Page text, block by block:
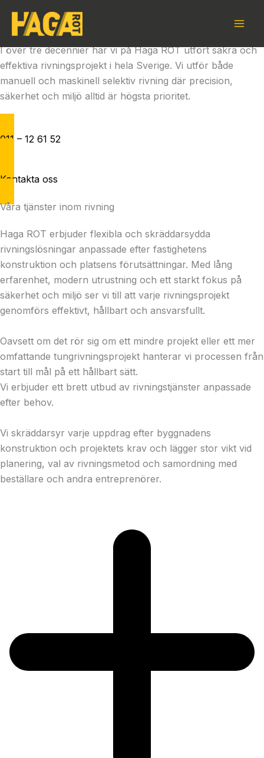
content
Rivning med fokus på säkerhet och miljö
I över tre decennier har vi på Haga ROT utfört säkra och
effektiva rivningsprojekt i hela Sverige. Vi utför både
manuell och maskinell selektiv rivning där precision,
säkerhet och miljö alltid är högsta prioritet.
011 – 12 61 52
Kontakta oss
Våra tjänster inom rivning
Haga ROT erbjuder flexibla och skräddarsydda
rivningslösningar anpassade efter fastighetens
konstruktion och platsens förutsättningar. Med lång
erfarenhet, modern utrustning och ett starkt fokus på
säkerhet och miljö ser vi till att varje rivningsprojekt
genomförs effektivt, hållbart och ansvarsfullt.
Oavsett om det rör sig om ett mindre projekt eller ett mer
omfattande tungrivningsprojekt hanterar vi processen från
start till mål på ett hållbart sätt.
Vi erbjuder ett brett utbud av rivningstjänster anpassade
efter behov.
Vi skräddarsyr varje uppdrag efter byggnadens
konstruktion och projektets krav och lägger stor vikt vid
planering, val av rivningsmetod och samordning med
beställare och andra entreprenörer.